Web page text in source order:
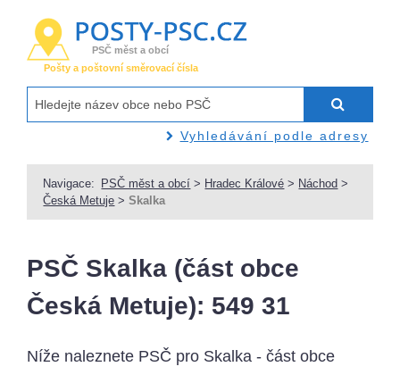
PSČ měst a obcí
Pošty a poštovní směrovací čísla
Vyhledávání podle adresy
Navigace: PSČ měst a obcí > Hradec Králové > Náchod >
Česká Metuje >Skalka
PSČ Skalka (část obce
Česká Metuje): 549 31
Níže naleznete PSČ pro Skalka - část obce